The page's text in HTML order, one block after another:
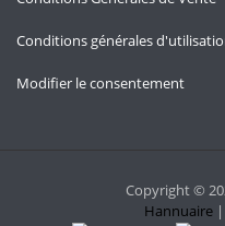
Conditions générales
Modifier le consentement
Copyright ©
Hannuaire|